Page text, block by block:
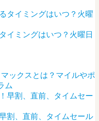
イミングはいつ？火曜日
マックスとは？マイルやポ
ム
割、直前、タイムセール